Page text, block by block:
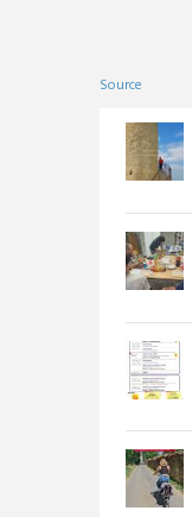
Source